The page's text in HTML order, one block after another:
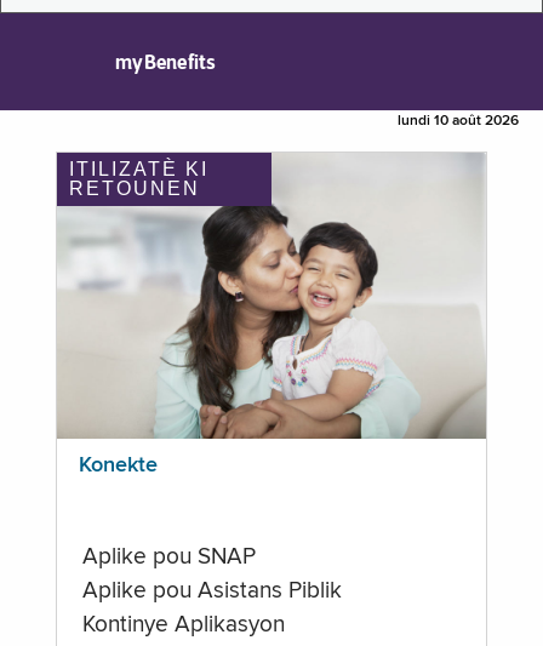
myBenefits
lundi 10 août 2026
ITILIZATÈ KI
RETOUNEN
Konekte
Aplike pou SNAP
Aplike pou Asistans Piblik
Kontinye Aplikasyon